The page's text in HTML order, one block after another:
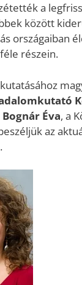
a
között
országaiban
részein.
Bognár Éva, a
az